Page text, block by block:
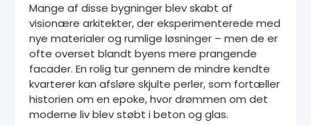
Mange af disse bygninger blev skabt af
visionære arkitekter, der eksperimenterede med
nye materialer og rumlige løsninger – men de er
ofte overset blandt byens mere prangende
facader. En rolig tur gennem de mindre kendte
kvarterer kan afsløre skjulte perler, som fortæller
historien om en epoke, hvor drømmen om det
moderne liv blev støbt i beton og glas.